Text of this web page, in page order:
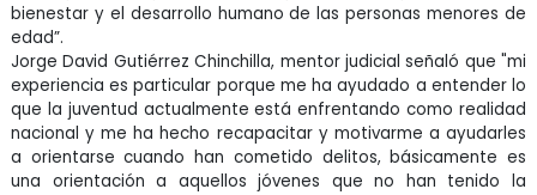
bienestar y el desarrollo humano de las personas menores de
edad”.
Jorge David Gutiérrez Chinchilla, mentor judicial señaló que "mi
experiencia es particular porque me ha ayudado a entender lo
que la juventud actualmente está enfrentando como realidad
nacional y me ha hecho recapacitar y motivarme a ayudarles
a orientarse cuando han cometido delitos, básicamente es
una orientación a aquellos jóvenes que no han tenido la